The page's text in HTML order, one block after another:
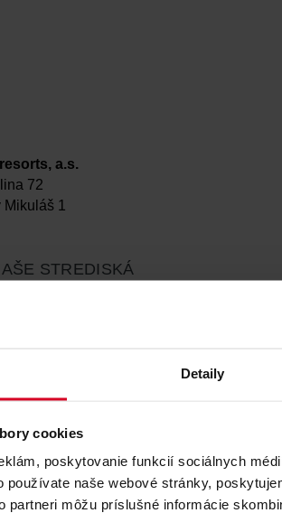
Detaily
cookies
poskytovanie funkcií sociálnych
používate naše webové stránky,
partneri môžu príslušné informácie
a.s.
72
Mikuláš 1
STREDISKÁ
Resort